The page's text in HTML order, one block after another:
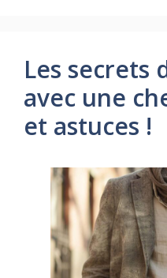
Les secrets
avec une
et astuces !